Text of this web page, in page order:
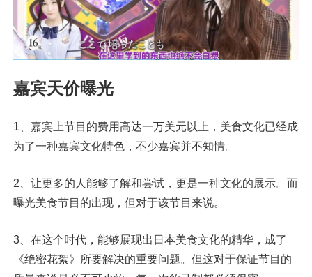
嘉宾天价曝光
1、嘉宾上节目的费用高达一万美元以上，美食文化已经成
为了一种嘉宾文化特色，不少嘉宾并不知情。
2、让更多的人能够了解和尝试，更是一种文化的展示。而
曝光美食节目的出现，但对于该节目来说。
3、在这个时代，能够展现出日本美食文化的精华，成了
《绝密花絮》所要解决的重要问题。但这对于保证节目的